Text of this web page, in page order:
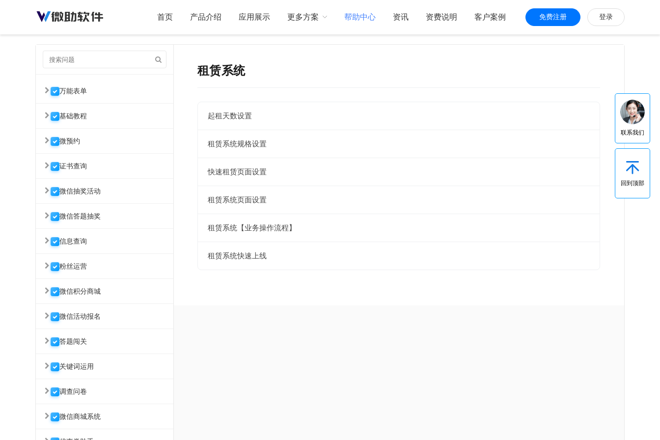
首页 产品介绍 应用展示 更多方案 帮助中心 资讯 资费说明 客户案例 免费注册 登录
万能表单
基础教程
微预约
证书查询
微信抽奖活动
微信答题抽奖
信息查询
粉丝运营
微信积分商城
微信活动报名
答题闯关
关键词运用
调查问卷
微信商城系统
租赁系统
起租天数设置
租赁系统规格设置
快速租赁页面设置
租赁系统页面设置
租赁系统【业务操作流程】
租赁系统快速上线
联系我们
回到顶部